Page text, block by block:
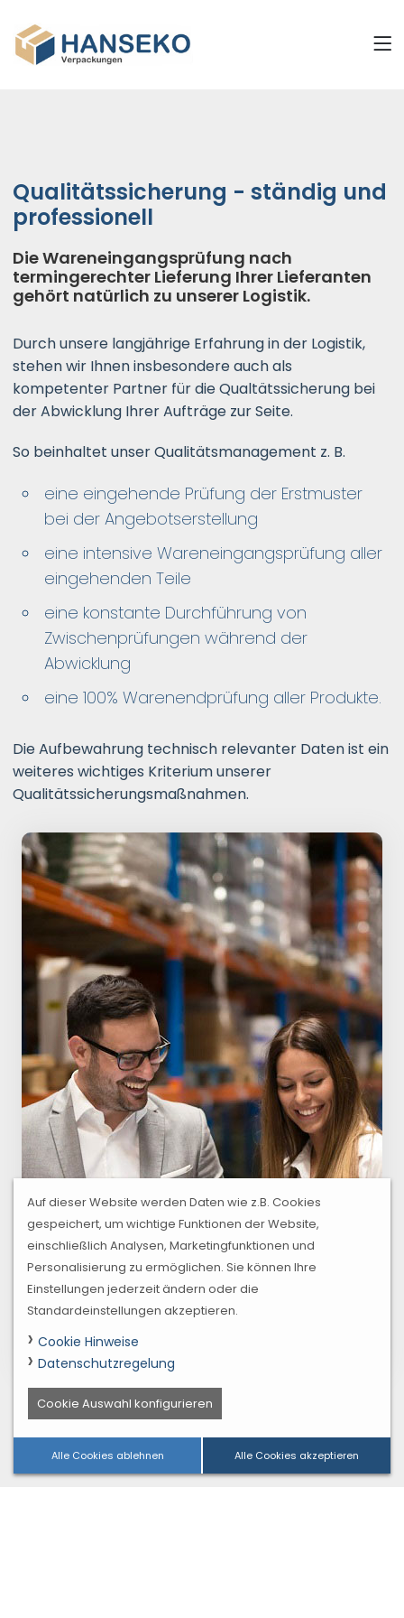
Auf dieser Website werden Daten wie z.B. Cookies
gespeichert, um wichtige Funktionen der Website,
einschließlich Analysen, Marketingfunktionen und
Personalisierung zu ermöglichen. Sie können Ihre
Einstellungen jederzeit ändern oder die
Standardeinstellungen akzeptieren.
Cookie Hinweise
Datenschutzregelung
Cookie Auswahl konfigurieren
Alle Cookies ablehnen Alle Cookies akzeptieren
Qualitätssicherung - ständig und
professionell
Die Wareneingangsprüfung nach
termingerechter Lieferung Ihrer Lieferanten
gehört natürlich zu unserer Logistik.
Durch unsere langjährige Erfahrung in der Logistik,
stehen wir Ihnen insbesondere auch als
kompetenter Partner für die Qualtätssicherung bei
der Abwicklung Ihrer Aufträge zur Seite.
So beinhaltet unser Qualitätsmanagement z. B.
eine eingehende Prüfung der Erstmuster
bei der Angebotserstellung
eine intensive Wareneingangsprüfung aller
eingehenden Teile
eine konstante Durchführung von
Zwischenprüfungen während der
Abwicklung
eine 100% Warenendprüfung aller Produkte.
Die Aufbewahrung technisch relevanter Daten ist ein
weiteres wichtiges Kriterium unserer
Qualitätssicherungsmaßnahmen.